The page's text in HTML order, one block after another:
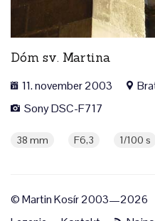
Dóm sv. Martina
11. november 2003
Sony DSC-F717
38 mm F6,3 1/100 s
© Martin Kosír 2003—2026